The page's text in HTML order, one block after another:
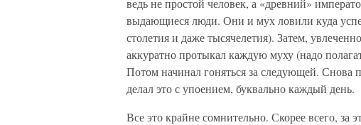
ведь не простой человек, а «древний»
выдающиеся люди. Они и мух ловили куда
столетия и даже тысячелетия). Затем,
аккуратно протыкал каждую муху (надо
Потом начинал гоняться за следующей.
делал это с упоением, буквально каждый день.
Все это крайне сомнительно. Скорее всего, за